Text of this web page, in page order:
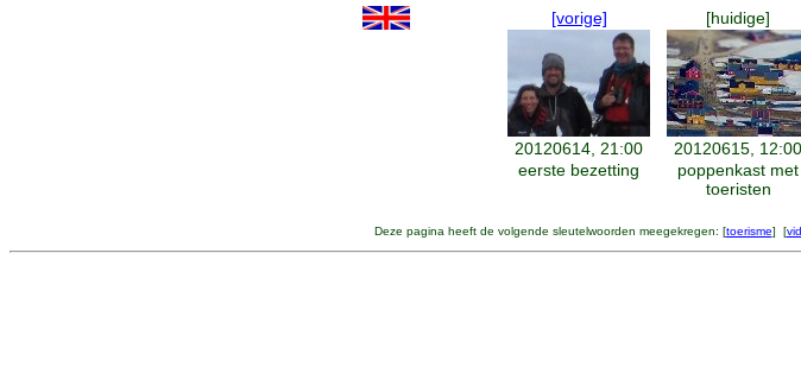
[vorige] [huidige]
20120614, 21:00 20120615, 12:00
eerste bezetting
poppenkast met
toeristen
Deze pagina heeft de volgende sleutelwoorden meegekregen: [toerisme] [